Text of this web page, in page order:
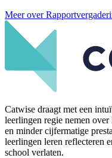
Meer over
Catwise draagt met een
leerlingen regie nemen
en minder cijfermatige
leerlingen leren reflecteren
school verlaten.